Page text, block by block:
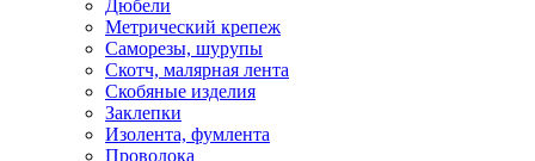
Дюбели
Метрический крепеж
Саморезы, шурупы
Скотч, малярная лента
Скобяные изделия
Заклепки
Изолента, фумлента
Проволока